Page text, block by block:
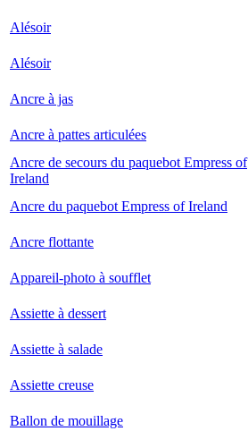
Alésoir
Alésoir
Ancre à jas
Ancre à pattes articulées
Ancre de secours du paquebot Empress of
Ireland
Ancre du paquebot Empress of Ireland
Ancre flottante
Appareil-photo à soufflet
Assiette à dessert
Assiette à salade
Assiette creuse
Ballon de mouillage